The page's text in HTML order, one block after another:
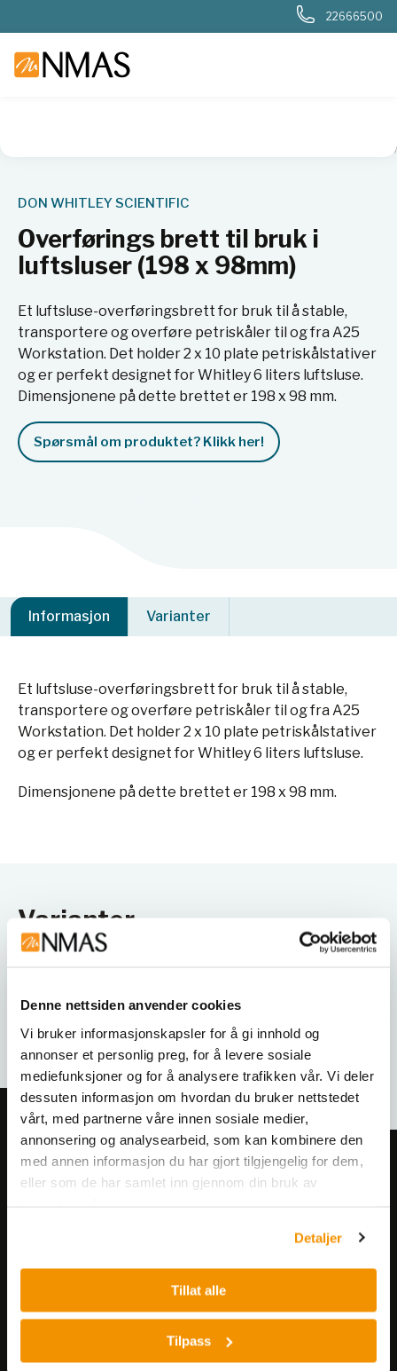
Denne nettsiden anvender cookies
Vi bruker informasjonskapsler for å gi innhold og
annonser et personlig preg, for å levere sosiale
mediefunksjoner og for å analysere trafikken vår. Vi deler
dessuten informasjon om hvordan du bruker nettstedet
vårt, med partnerne våre innen sosiale medier,
annonsering og analysearbeid, som kan kombinere den
med annen informasjon du har gjort tilgjengelig for dem,
eller som de har samlet inn gjennom din bruk av
Detaljer
Tillat alle
Tilpass
22666500
DON WHITLEY SCIENTIFIC
Overførings brett til bruk i
luftsluser (198 x 98mm)
Et luftsluse-overføringsbrett for bruk til å stable,
transportere og overføre petriskåler til og fra A25
Workstation. Det holder 2 x 10 plate petriskålstativer
og er perfekt designet for Whitley 6 liters luftsluse.
Dimensjonene på dette brettet er 198 x 98 mm.
Spørsmål om produktet? Klikk her!
Informasjon Varianter
Et luftsluse-overføringsbrett for bruk til å stable,
transportere og overføre petriskåler til og fra A25
Workstation. Det holder 2 x 10 plate petriskålstativer
og er perfekt designet for Whitley 6 liters luftsluse.
Dimensjonene på dette brettet er 198 x 98 mm.
Varianter
Meld deg på vårt nyhetsbrev!
Få informasjon om produkter,
Meld på nyhetsbrev